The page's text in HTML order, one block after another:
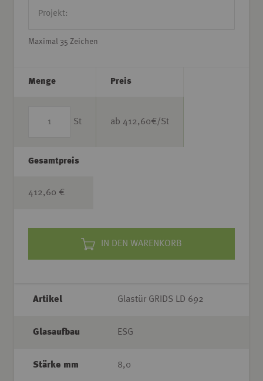
Maximal 35 Zeichen
Menge
St
Preis
ab 412,60€/St
Gesamtpreis
412,60 €
IN DEN WARENKORB
Artikel Glastür GRIDS LD 692
Glasaufbau ESG
Stärke mm 8,0